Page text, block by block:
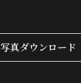
写真ダウンロード